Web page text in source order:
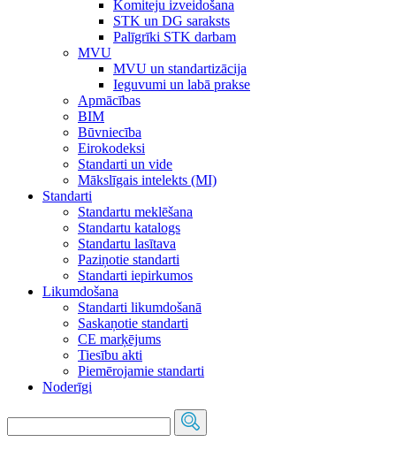
Komiteju izveidošana
STK un DG saraksts
Palīgrīki STK darbam
MVU
MVU un standartizācija
Ieguvumi un labā prakse
Apmācības
BIM
Būvniecība
Eirokodeksi
Standarti un vide
Mākslīgais intelekts (MI)
Standarti
Standartu meklēšana
Standartu katalogs
Standartu lasītava
Paziņotie standarti
Standarti iepirkumos
Likumdošana
Standarti likumdošanā
Saskaņotie standarti
CE marķējums
Tiesību akti
Piemērojamie standarti
Noderīgi